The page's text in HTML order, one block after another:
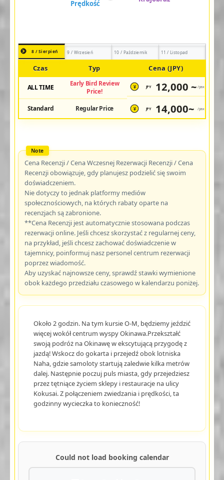
8 / Sierpień 9 / Wrzesień 10 / Październik 11 / Listopad
Czas Typ Cena (JPY)
ALL TIME
Early Bird Review
Price!
¥ JPY 12,000 ~ /pax
Standard Regular Price ¥ JPY 14,000~ /pax
Cena Recenzji / Cena Wczesnej Rezerwacji Recenzji / Cena
Recenzji obowiązuje, gdy planujesz podzielić się swoim
doświadczeniem.
Nie dotyczy to jednak platformy mediów
społecznościowych, na których rabaty oparte na
recenzjach są zabronione.
**Cena Recenzji jest automatycznie stosowana podczas
rezerwacji online. Jeśli chcesz skorzystać z regularnej ceny,
na przykład, jeśli chcesz zachować doświadczenie w
tajemnicy, poinformuj nasz personel centrum rezerwacji
poprzez wiadomość.
Aby uzyskać najnowsze ceny, sprawdź stawki wymienione
obok każdego przedziału czasowego w kalendarzu poniżej.
Około 2 godzin. Na tym kursie O-M, będziemy jeździć
więcej wokół centrum wyspy Okinawa.Przekształć
swoją podróż na Okinawę w ekscytującą przygodę z
jazdą! Wskocz do gokarta i przejedź obok lotniska
Naha, gdzie samoloty startują zaledwie kilka metrów
dalej. Następnie poczuj puls miasta, gdy przejedziesz
przez tętniące życiem sklepy i restauracje na ulicy
Kokusai. Z połączeniem zwiedzania i prędkości, ta
godzinny wycieczka to konieczność!
Could not load booking calendar